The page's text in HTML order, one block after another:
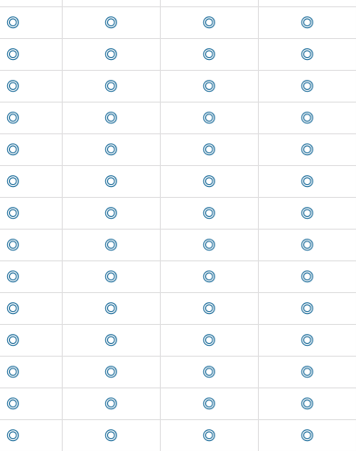
◎ ◎ ◎
◎
◎ ◎ ◎
◎
◎ ◎ ◎
◎
◎ ◎ ◎
◎
◎ ◎ ◎
◎
◎ ◎ ◎
◎
◎ ◎ ◎
◎
◎ ◎ ◎
◎
◎ ◎ ◎
◎
◎ ◎ ◎
◎
◎ ◎ ◎
◎
◎ ◎ ◎
◎
◎ ◎ ◎
◎
◎ ◎ ◎
◎